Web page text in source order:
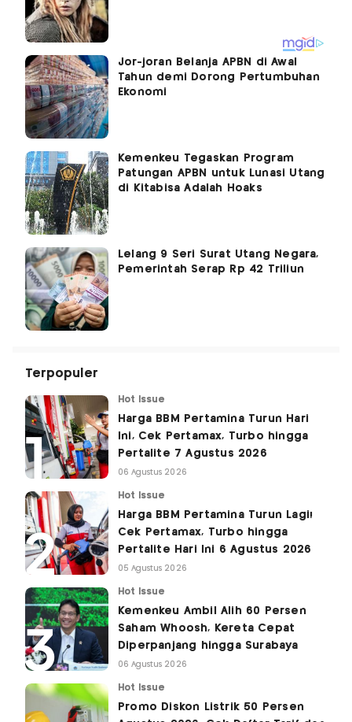
Jor-joran Belanja APBN di Awal
Tahun demi Dorong Pertumbuhan
Ekonomi
Kemenkeu Tegaskan Program
Patungan APBN untuk Lunasi Utang
di Kitabisa Adalah Hoaks
Lelang 9 Seri Surat Utang Negara,
Pemerintah Serap Rp 42 Triliun
Terpopuler
Hot Issue
Harga BBM Pertamina Turun Hari
Ini, Cek Pertamax, Turbo hingga
Pertalite 7 Agustus 2026
06 Agustus 2026
Hot Issue
Harga BBM Pertamina Turun Lagi!
Cek Pertamax, Turbo hingga
Pertalite Hari Ini 6 Agustus 2026
05 Agustus 2026
Hot Issue
Kemenkeu Ambil Alih 60 Persen
Saham Whoosh, Kereta Cepat
Diperpanjang hingga Surabaya
06 Agustus 2026
Hot Issue
Promo Diskon Listrik 50 Persen